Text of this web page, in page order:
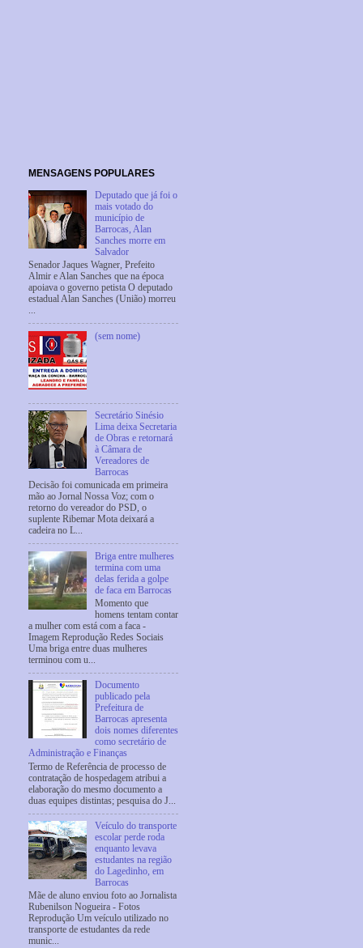
MENSAGENS POPULARES
Deputado que já foi o
mais votado do
município de
Barrocas, Alan
Sanches morre em
Salvador
Senador Jaques Wagner, Prefeito
Almir e Alan Sanches que na época
apoiava o governo petista O deputado
estadual Alan Sanches (União) morreu
...
(sem nome)
Secretário Sinésio
Lima deixa Secretaria
de Obras e retornará
à Câmara de
Vereadores de
Barrocas
Decisão foi comunicada em primeira
mão ao Jornal Nossa Voz; com o
retorno do vereador do PSD, o
suplente Ribemar Mota deixará a
cadeira no L...
Briga entre mulheres
termina com uma
delas ferida a golpe
de faca em Barrocas
Momento que
homens tentam contar
a mulher com está com a faca -
Imagem Reprodução Redes Sociais
Uma briga entre duas mulheres
terminou com u...
Documento
publicado pela
Prefeitura de
Barrocas apresenta
dois nomes diferentes
como secretário de
Administração e Finanças
Termo de Referência de processo de
contratação de hospedagem atribui a
elaboração do mesmo documento a
duas equipes distintas; pesquisa do J...
Veículo do transporte
escolar perde roda
enquanto levava
estudantes na região
do Lagedinho, em
Barrocas
Mãe de aluno enviou foto ao Jornalista
Rubenilson Nogueira - Fotos
Reprodução Um veículo utilizado no
transporte de estudantes da rede
munic...